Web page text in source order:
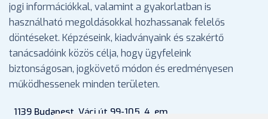
jogi információkkal, valamint a gyakorlatban is
használható megoldásokkal hozhassanak felelős
döntéseket. Képzéseink, kiadványaink és szakértő
tanácsadóink közös célja, hogy ügyfeleink
biztonságosan, jogkövető módon és eredményesen
működhessenek minden területen.
1139 Budapest, Váci út 99-105. 4. em.